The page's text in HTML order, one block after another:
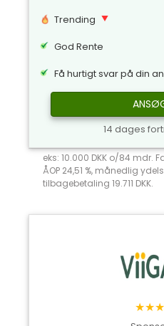
Trending
God Rente
Få hurtigt svar på din
14 dages
eks: 10.000 DKK o/84 mdr.
ÅOP 24,51 %, månedlig
tilbagebetaling 19.711 DKK.